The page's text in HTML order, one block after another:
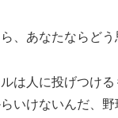
、あなたならどう
は人に投げつけ
いけないんだ、